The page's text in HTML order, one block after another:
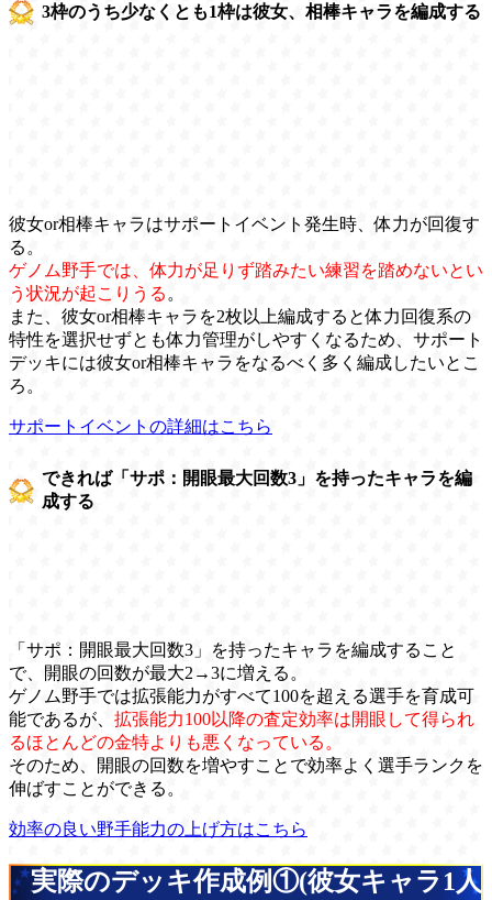
3枠のうち少なくとも1枠は彼女、相棒キャラを編成する
彼女or相棒キャラはサポートイベント発生時、体力が回復す
る。
ゲノム野手では、体力が足りず踏みたい練習を踏めないとい
う状況が起こりうる 。
また、彼女or相棒キャラを2枚以上編成すると体力回復系の
特性を選択せずとも体力管理がしやすくなるため、サポート
デッキには彼女or相棒キャラをなるべく多く編成したいとこ
ろ。
サポートイベントの詳細はこちら
できれば「サポ：開眼最大回数3」を持ったキャラを編
成する
「サポ：開眼最大回数3」を持ったキャラを編成すること
で、開眼の回数が最大2→3に増える。
ゲノム野手では拡張能力がすべて100を超える選手を育成可
能であるが、 拡張能力100以降の査定効率は開眼して得られ
るほとんどの金特よりも悪くなっている。
そのため、開眼の回数を増やすことで効率よく選手ランクを
伸ばすことができる。
効率の良い野手能力の上げ方はこちら
実際のデッキ作成例①(彼女キャラ1人